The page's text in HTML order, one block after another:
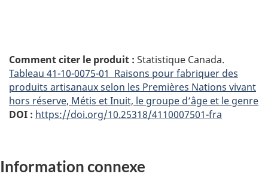
Comment citer le produit : Statistique Canada.
Tableau 41-10-0075-01 Raisons pour fabriquer des
produits artisanaux selon les Premières Nations vivant
hors réserve, Métis et Inuit, le groupe d’âge et le genre
DOI : https://doi.org/10.25318/4110007501-fra
Information connexe